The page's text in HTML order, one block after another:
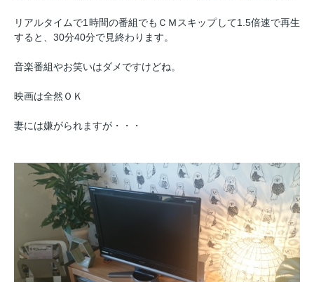
リアルタイムで1時間の番組でもＣＭスキップして1.5倍速で再生
すると、30分40分で見終わります。
音楽番組やお笑いはダメですけどね。
映画は全然ＯＫ
妻には嫌がられますが・・・